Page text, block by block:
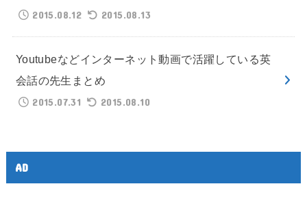
2015.08.12
2015.08.13
Youtubeなどインターネット動画で活躍している英
会話の先生まとめ
2015.07.31
2015.08.10
AD